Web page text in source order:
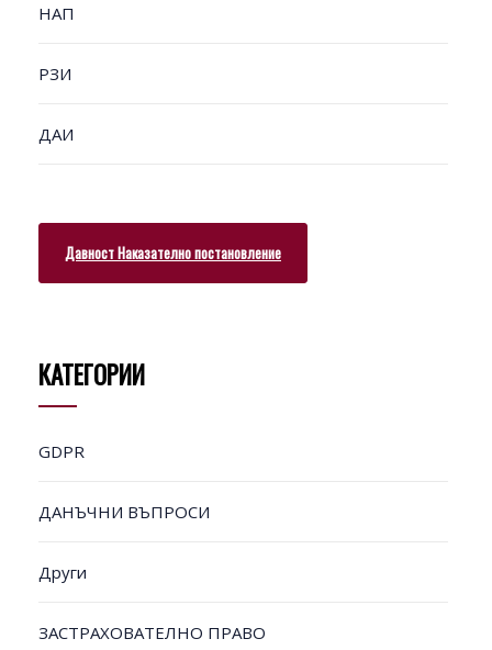
НАП
РЗИ
ДАИ
Давност Наказателно постановление
КАТЕГОРИИ
GDPR
ДАНЪЧНИ ВЪПРОСИ
Други
ЗАСТРАХОВАТЕЛНО ПРАВО